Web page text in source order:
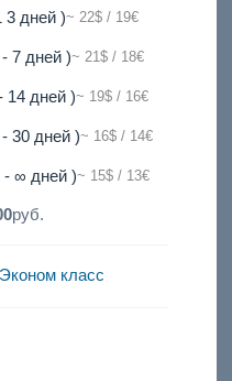
3 дней )~ 22$ / 19€
7 дней )~ 21$ / 18€
14 дней )~ 19$ / 16€
30 дней )~ 16$ / 14€
- ∞ дней )~ 15$ / 13€
руб.
Эконом класс